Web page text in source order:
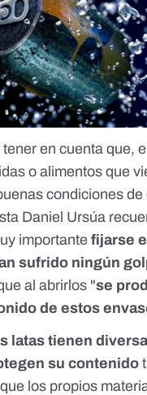
en cuenta que,
o alimentos que
condiciones de
Daniel Ursúa
importante fijarse
sufrido ningún
al abrirlos "se
de estos
latas tienen
su contenido
los propios